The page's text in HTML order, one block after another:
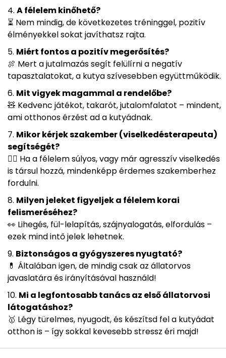
A félelem kinőhető?
⏳ Nem mindig, de következetes tréninggel, pozitív
élményekkel sokat javíthatsz rajta.
Miért fontos a pozitív megerősítés?
🍖 Mert a jutalmazás segít felülírni a negatív
tapasztalatokat, a kutya szívesebben együttműködik.
Mit vigyek magammal a rendelőbe?
🧸 Kedvenc játékot, takarót, jutalomfalatot – mindent,
ami otthonos érzést ad a kutyádnak.
Mikor kérjek szakember (viselkedésterapeuta)
segítségét?
👩‍⚕️ Ha a félelem súlyos, vagy már agresszív viselkedés
is társul hozzá, mindenképp érdemes szakemberhez
fordulni.
Milyen jeleket figyeljek a félelem korai
felismeréséhez?
👀 Lihegés, fül-lelapítás, szájnyalogatás, elfordulás –
ezek mind intő jelek lehetnek.
Biztonságos a gyógyszeres nyugtató?
💊 Általában igen, de mindig csak az állatorvos
javaslatára és irányításával használd!
Mi a legfontosabb tanács az első állatorvosi
látogatáshoz?
🥇 Légy türelmes, nyugodt, és készítsd fel a kutyádat
otthon is – így sokkal kevesebb stressz éri majd!